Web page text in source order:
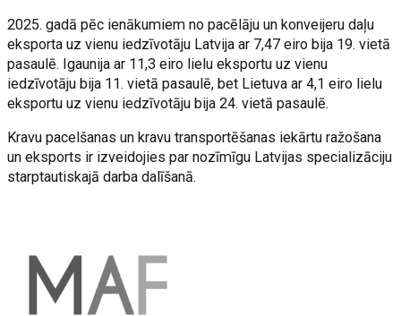
2025. gadā pēc ienākumiem no pacēlāju un konveijeru daļu
eksporta uz vienu iedzīvotāju Latvija ar 7,47 eiro bija 19. vietā
pasaulē. Igaunija ar 11,3 eiro lielu eksportu uz vienu
iedzīvotāju bija 11. vietā pasaulē, bet Lietuva ar 4,1 eiro lielu
eksportu uz vienu iedzīvotāju bija 24. vietā pasaulē.
Kravu pacelšanas un kravu transportēšanas iekārtu ražošana
un eksports ir izveidojies par nozīmīgu Latvijas specializāciju
starptautiskajā darba dalīšanā.